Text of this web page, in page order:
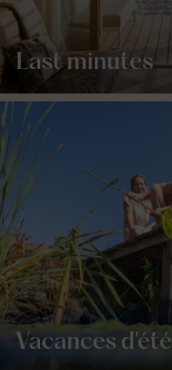
Last minutes
Vacances d'été